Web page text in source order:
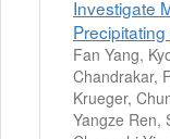
Investigate
Fan Yang,
Chandrakar,
Krueger,
Yangze Ren,